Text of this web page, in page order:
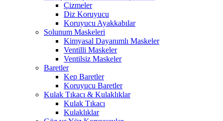
Çizmeler
Diz Koruyucu
Koruyucu Ayakkabılar
Solunum Maskeleri
Kimyasal Dayanımlı Maskeler
Ventilli Maskeler
Ventilsiz Maskeler
Baretler
Kep Baretler
Koruyucu Baretler
Kulak Tıkacı & Kulaklıklar
Kulak Tıkacı
Kulaklıklar